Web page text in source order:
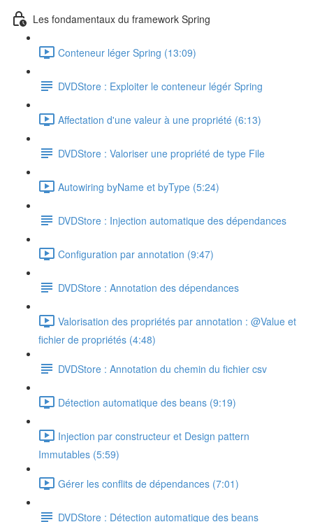
Les fondamentaux du framework Spring
Conteneur léger Spring (13:09)
DVDStore : Exploiter le conteneur légér Spring
Affectation d'une valeur à une propriété (6:13)
DVDStore : Valoriser une propriété de type File
Autowiring byName et byType (5:24)
DVDStore : Injection automatique des dépendances
Configuration par annotation (9:47)
DVDStore : Annotation des dépendances
Valorisation des propriétés par annotation : @Value et
fichier de propriétés (4:48)
DVDStore : Annotation du chemin du fichier csv
Détection automatique des beans (9:19)
Injection par constructeur et Design pattern
Immutables (5:59)
Gérer les conflits de dépendances (7:01)
DVDStore : Détection automatique des beans